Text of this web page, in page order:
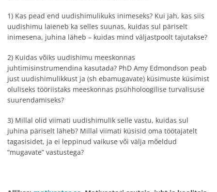
1) Kas pead end uudishimulikuks inimeseks? Kui jah, kas siis
uudishimu laieneb ka selles suunas, kuidas sul päriselt
inimesena, juhina läheb – kuidas mind väljastpoolt tajutakse?
2) Kuidas võiks uudishimu meeskonnas
juhtimisinstrumendina kasutada? PhD Amy Edmondson peab
just uudishimulikkust ja (sh ebamugavate) küsimuste küsimist
oluliseks tööriistaks meeskonnas psühholoogilise turvalisuse
suurendamiseks?
3) Millal olid viimati uudishimulik selle vastu, kuidas sul
juhina päriselt läheb? Millal viimati küsisid oma töötajatelt
tagasisidet, ja ei leppinud vaikuse või välja mõeldud
“mugavate” vastustega?